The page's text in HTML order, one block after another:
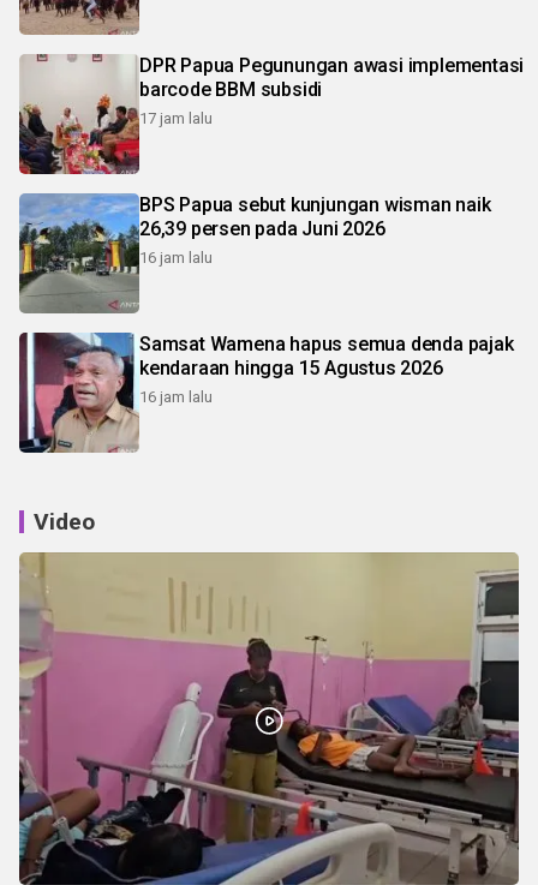
DPR Papua Pegunungan awasi implementasi
barcode BBM subsidi
17 jam lalu
BPS Papua sebut kunjungan wisman naik
26,39 persen pada Juni 2026
16 jam lalu
Samsat Wamena hapus semua denda pajak
kendaraan hingga 15 Agustus 2026
16 jam lalu
Video